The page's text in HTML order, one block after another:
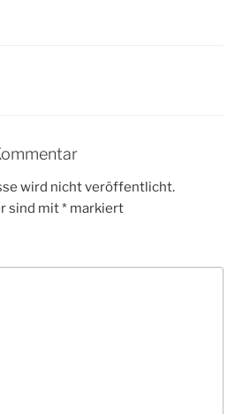
wird nicht veröffentlicht.
sind mit* markiert